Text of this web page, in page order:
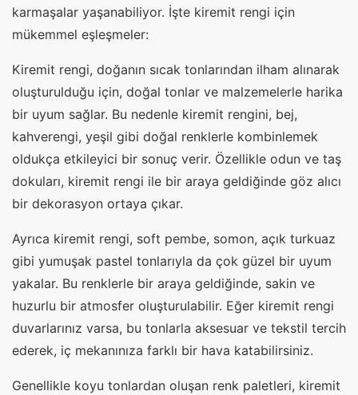
karmaşalar yaşanabiliyor. İşte kiremit rengi için
mükemmel eşleşmeler:
Kiremit rengi, doğanın sıcak tonlarından ilham alınarak
oluşturulduğu için, doğal tonlar ve malzemelerle harika
bir uyum sağlar. Bu nedenle kiremit rengini, bej,
kahverengi, yeşil gibi doğal renklerle kombinlemek
oldukça etkileyici bir sonuç verir. Özellikle odun ve taş
dokuları, kiremit rengi ile bir araya geldiğinde göz alıcı
bir dekorasyon ortaya çıkar.
Ayrıca kiremit rengi, soft pembe, somon, açık turkuaz
gibi yumuşak pastel tonlarıyla da çok güzel bir uyum
yakalar. Bu renklerle bir araya geldiğinde, sakin ve
huzurlu bir atmosfer oluşturulabilir. Eğer kiremit rengi
duvarlarınız varsa, bu tonlarla aksesuar ve tekstil tercih
ederek, iç mekanınıza farklı bir hava katabilirsiniz.
Genellikle koyu tonlardan oluşan renk paletleri, kiremit